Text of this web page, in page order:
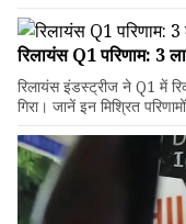
रिलायंस Q1 परिणाम: ₹3
रिलायंस इंडस्ट्रीज ने Q1 में
गिरा। जानें इन मिश्रित